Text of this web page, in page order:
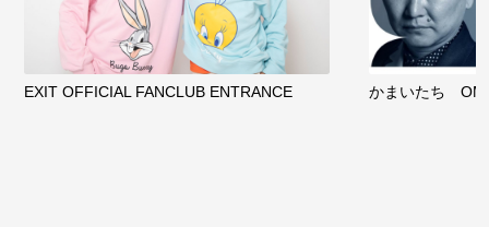
EXIT OFFICIAL FANCLUB ENTRANCE かまいたち